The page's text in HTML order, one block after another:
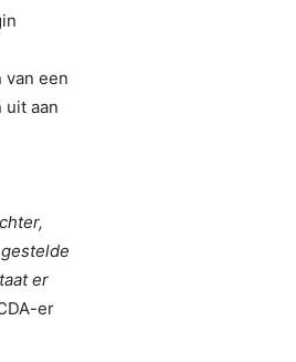
van een
uit aan
er
er